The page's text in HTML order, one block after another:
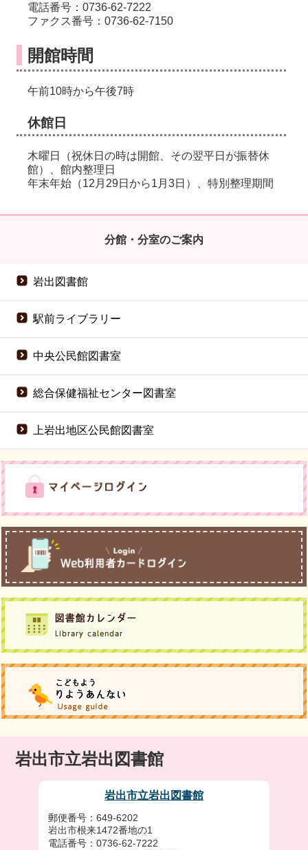
電話番号：0736-62-7222
ファクス番号：0736-62-7150
開館時間
午前10時から午後7時
休館日
木曜日（祝休日の時は開館、その翌平日が振替休
館）、館内整理日
年末年始（12月29日から1月3日）、特別整理期間
分館・分室のご案内
岩出図書館
駅前ライブラリー
中央公民館図書室
総合保健福祉センター図書室
上岩出地区公民館図書室
岩出市立岩出図書館
岩出市立岩出図書館
郵便番号：649-6202
岩出市根来1472番地の1
電話番号：0736-62-7222